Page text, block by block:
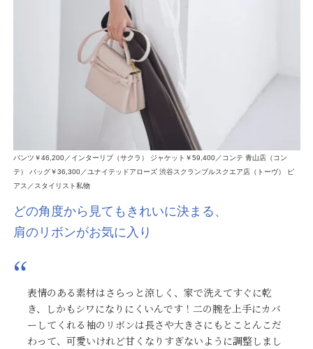
パンツ￥46,200／インターリブ（サクラ） ジャケット￥59,400／コンテ 青山店（コン
テ） バッグ￥36,300／ユナイテッドアローズ 渋谷スクランブルスクエア店（トーヴ） ピ
アス／スタイリスト私物
どの角度から見てもきれいに決まる、
肩のリボンがお気に入り
表情のある素材はさらっと涼しく、家で洗えてすぐに乾
き、しかもシワになりにくいんです！二の腕を上手にカバ
ーしてくれる袖のリボンは長さや大きさにもとことんこだ
わって、可愛いけれど甘くなりすぎないように調整しまし